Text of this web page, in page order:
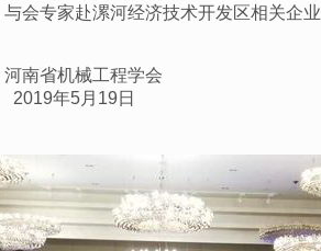
会专家赴漯河经济技术开发区相关企
河南省机械工程学会
19日